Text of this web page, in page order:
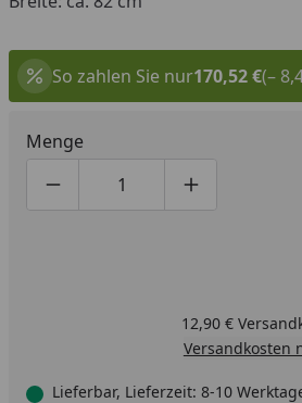
So zahlen Sie nur170,52 €(–
Menge
Produktmenge um eins
Produktmenge
12,90 €
Versandkosten
Lieferbar, Lieferzeit: 8-10